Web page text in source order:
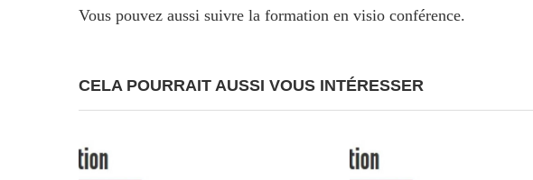
Vous pouvez aussi suivre la formation en visio conférence.
CELA POURRAIT AUSSI VOUS INTÉRESSER